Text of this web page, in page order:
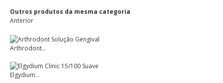
Outros produtos da mesma categoria
Anterior
Arthrodont...
Elgydium...